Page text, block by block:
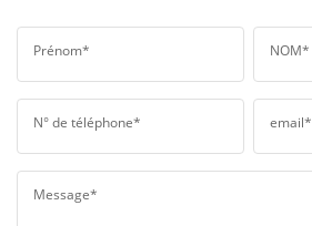
Prénom* NOM*
N° de téléphone* email*
Message*